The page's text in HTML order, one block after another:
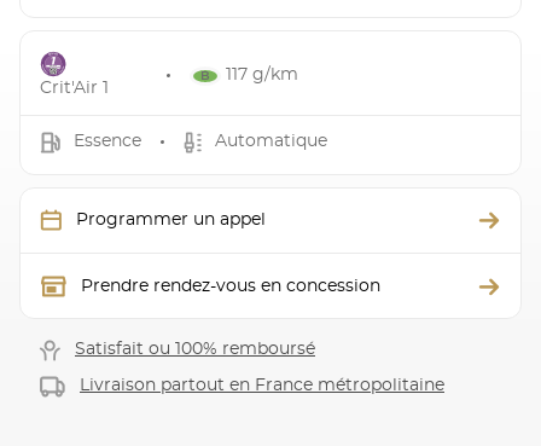
Crit'Air 1
117 g/km
Essence Automatique
Programmer un appel
Prendre rendez-vous en concession
Satisfait ou 100% remboursé
Livraison partout en France métropolitaine